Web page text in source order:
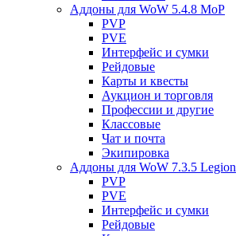
Аддоны для WoW 5.4.8 MoP
PVP
PVE
Интерфейс и сумки
Рейдовые
Карты и квесты
Аукцион и торговля
Профессии и другие
Классовые
Чат и почта
Экипировка
Аддоны для WoW 7.3.5 Legion
PVP
PVE
Интерфейс и сумки
Рейдовые